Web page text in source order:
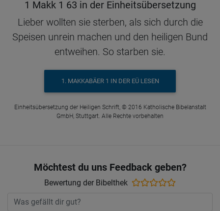
1 Makk 1 63 in der Einheitsübersetzung
Lieber wollten sie sterben, als sich durch die
Speisen unrein machen und den heiligen Bund
entweihen. So starben sie.
1. MAKKABÄER 1 IN DER EÜ LESEN
Einheitsübersetzung der Heiligen Schrift, © 2016 Katholische Bibelanstalt
GmbH, Stuttgart. Alle Rechte vorbehalten
Möchtest du uns Feedback geben?
Bewertung der Bibelthek